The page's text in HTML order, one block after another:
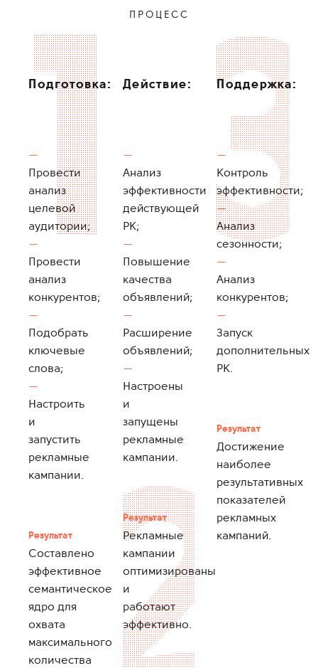
ПРОЦЕСС
Подготовка:
Провести
анализ
целевой
аудитории;
Провести
анализ
конкурентов;
Подобрать
ключевые
слова;
Настроить
и
запустить
рекламные
кампании.
Результат
Составлено
эффективное
семантическое
ядро для
охвата
максимального
количества
Действие:
Анализ
эффективности
действующей
РК;
Повышение
качества
объявлений;
Расширение
объявлений;
Настроены
и
запущены
рекламные
кампании.
Результат
Рекламные
кампании
оптимизированы
и
работают
эффективно.
Поддержка:
Контроль
эффективности;
Анализ
сезонности;
Анализ
конкурентов;
Запуск
дополнительных
РК.
Результат
Достижение
наиболее
результативных
показателей
рекламных
кампаний.